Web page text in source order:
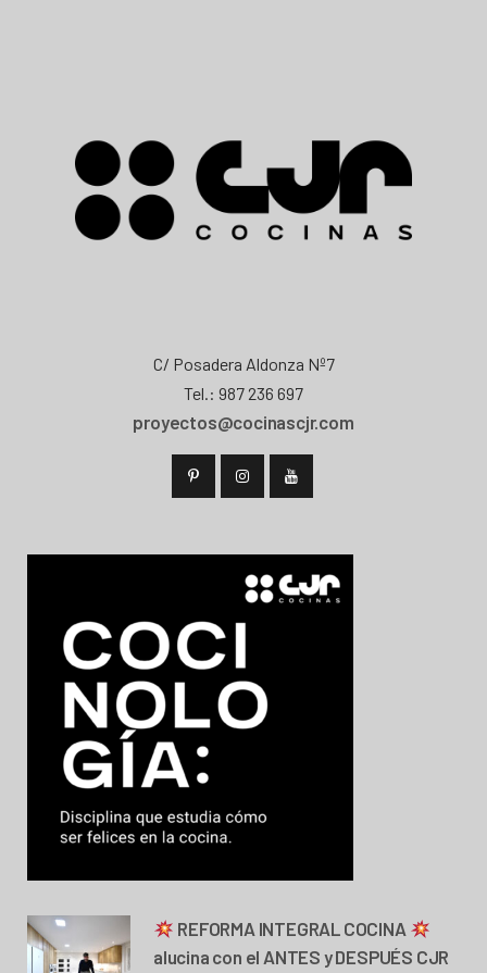
C/ Posadera Aldonza Nº7
Tel.: 987 236 697
proyectos@cocinascjr.com
REFORMA INTEGRAL COCINA
alucina con el ANTES y DESPUÉS CJR